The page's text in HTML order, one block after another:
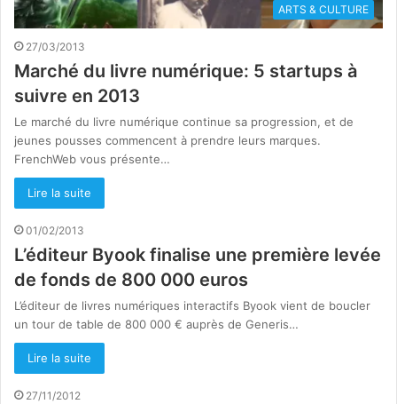
ARTS & CULTURE
27/03/2013
Marché du livre numérique: 5 startups à
suivre en 2013
Le marché du livre numérique continue sa progression, et de
jeunes pousses commencent à prendre leurs marques.
FrenchWeb vous présente…
Lire la suite
01/02/2013
L’éditeur Byook finalise une première levée
de fonds de 800 000 euros
L’éditeur de livres numériques interactifs Byook vient de boucler
un tour de table de 800 000 € auprès de Generis…
Lire la suite
27/11/2012